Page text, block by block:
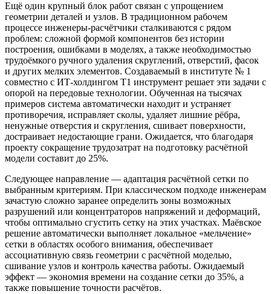
Ещё один крупный блок работ связан с упрощением
геометрии деталей и узлов. В традиционном рабочем
процессе инженеры-расчётчики сталкиваются с рядом
проблем: сложной формой компонентов без истории
построения, ошибками в моделях, а также необходимостью
трудоёмкого ручного удаления скруглений, отверстий, фасок
и других мелких элементов. Создаваемый в институте № 1
совместно с ИТ-холдингом Т1 инструмент решает эти задачи с
опорой на передовые технологии. Обученная на тысячах
примеров система автоматически находит и устраняет
противоречия, исправляет сколы, удаляет лишние рёбра,
ненужные отверстия и скругления, сшивает поверхности,
достраивает недостающие грани. Ожидается, что благодаря
проекту сокращение трудозатрат на подготовку расчётной
модели составит до 25%.
Следующее направление — адаптация расчётной сетки по
выбранным критериям. При классическом подходе инженерам
зачастую сложно заранее определить зоны возможных
разрушений или концентраторов напряжений и деформаций,
чтобы оптимально сгустить сетку на этих участках. Маёвское
решение автоматически выполняет локальное «мельчение»
сетки в областях особого внимания, обеспечивает
ассоциативную связь геометрии с расчётной моделью,
сшивание узлов и контроль качества работы. Ожидаемый
эффект — экономия времени на создание сетки до 35%, а
также повышение точности расчётов.